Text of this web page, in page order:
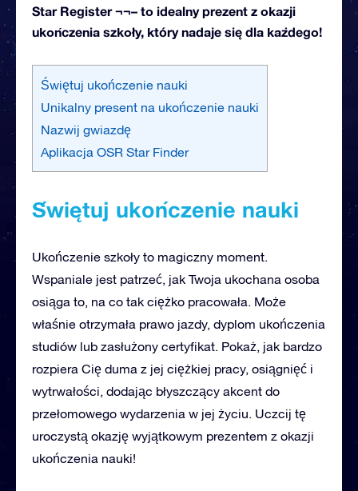
Star Register ¬¬– to idealny prezent z okazji
ukończenia szkoły, który nadaje się dla każdego!
Świętuj ukończenie nauki
Unikalny present na ukończenie nauki
Nazwij gwiazdę
Aplikacja OSR Star Finder
Świętuj ukończenie nauki
Ukończenie szkoły to magiczny moment.
Wspaniale jest patrzeć, jak Twoja ukochana osoba
osiąga to, na co tak ciężko pracowała. Może
właśnie otrzymała prawo jazdy, dyplom ukończenia
studiów lub zasłużony certyfikat. Pokaż, jak bardzo
rozpiera Cię duma z jej ciężkiej pracy, osiągnięć i
wytrwałości, dodając błyszczący akcent do
przełomowego wydarzenia w jej życiu. Uczcij tę
uroczystą okazję wyjątkowym prezentem z okazji
ukończenia nauki!